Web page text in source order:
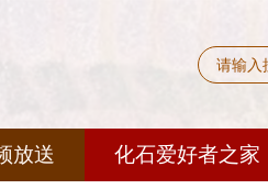
放送 化石爱好者之家